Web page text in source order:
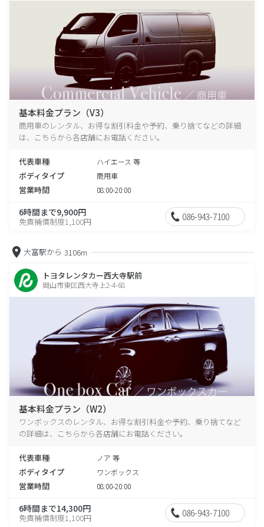
基本料金プラン（V3）
商用車のレンタル、お得な割引料金や予約、乗り捨てなどの詳細
は、こちらから各店舗にお電話ください。
代表車種 ハイエース 等
ボディタイプ 商用車
営業時間 08:00-20:00
6時間まで9,900円
免責補償制度1,100円 086-943-7100
大富駅から 3106m
トヨタレンタカー西大寺駅前
岡山市東区西大寺上2-4-68
基本料金プラン（W2）
ワンボックスのレンタル、お得な割引料金や予約、乗り捨てなど
の詳細は、こちらから各店舗にお電話ください。
代表車種 ノア 等
ボディタイプ ワンボックス
営業時間 08:00-20:00
6時間まで14,300円
免責補償制度1,100円 086-943-7100